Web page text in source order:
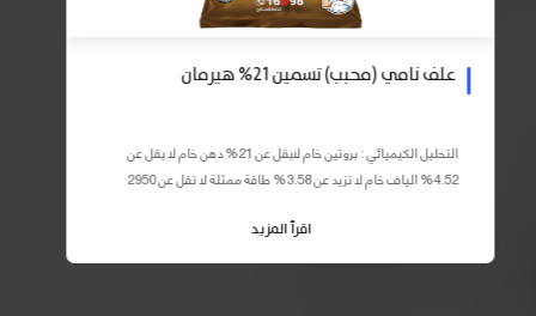
علف نامي (محبب) تسمين 21% هيرمان
التحليل الكيميائي : بروتين خام لايقل عن 21% دهن خام لا يقل عن
4.52% الياف خام لا تزيد عن 3.58% طاقة ممثلة لا تقل عن 2950
اقرأ المزيد